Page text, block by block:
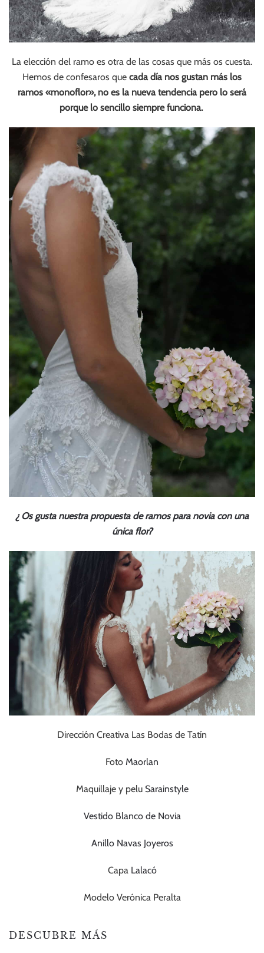
La elección del ramo es otra de las cosas que más os cuesta.
Hemos de confesaros que cada día nos gustan más los
ramos «monoflor», no es la nueva tendencia pero lo será
porque lo sencillo siempre funciona.
¿ Os gusta nuestra propuesta de ramos para novia con una
única flor?
Dirección Creativa Las Bodas de Tatín
Foto Maorlan
Maquillaje y pelu Sarainstyle
Vestido Blanco de Novia
Anillo Navas Joyeros
Capa Lalacó
Modelo Verónica Peralta
DESCUBRE MÁS